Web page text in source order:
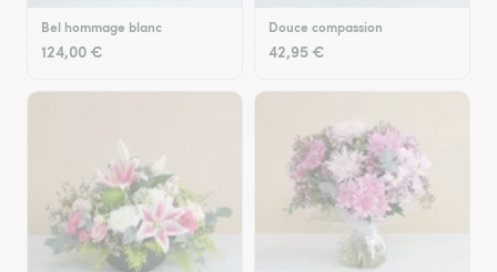
Bel hommage blanc
124,00 €
Douce compassion
42,95 €